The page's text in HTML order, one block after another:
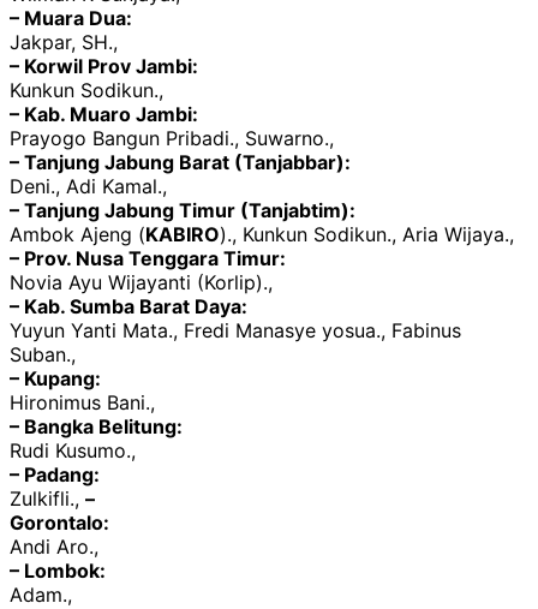
– Muara Dua:
Jakpar, SH.,
– Korwil Prov Jambi:
Kunkun Sodikun.,
– Kab. Muaro Jambi:
Prayogo Bangun Pribadi., Suwarno.,
– Tanjung Jabung Barat (Tanjabbar):
Deni., Adi Kamal.,
– Tanjung Jabung Timur (Tanjabtim):
Ambok Ajeng (KABIRO)., Kunkun Sodikun., Aria Wijaya.,
– Prov. Nusa Tenggara Timur:
Novia Ayu Wijayanti (Korlip).,
– Kab. Sumba Barat Daya:
Yuyun Yanti Mata., Fredi Manasye yosua., Fabinus
Suban.,
– Kupang:
Hironimus Bani.,
– Bangka Belitung:
Rudi Kusumo.,
– Padang:
Zulkifli., –
Gorontalo:
Andi Aro.,
– Lombok:
Adam.,